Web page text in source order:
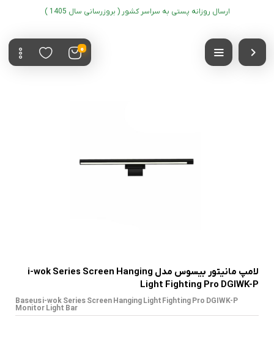
ارسال روزانه پستی به سراسر کشور ( بروزرسانی سال 1405 )
0
لامپ مانیتور بیسوس مدل i-wok Series Screen Hanging
Light Fighting Pro DGIWK-P
Baseus i-wok Series Screen Hanging Light Fighting Pro DGIWK-P
Monitor Light Bar